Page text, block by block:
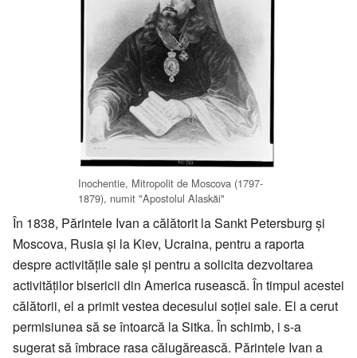
Inochentie, Mitropolit de Moscova (1797-
1879), numit "Apostolul Alaskăi"
În 1838, Părintele Ivan a călătorit la Sankt Petersburg și
Moscova, Rusia și la Kiev, Ucraina, pentru a raporta
despre activitățile sale și pentru a solicita dezvoltarea
activităților bisericii din America rusească. În timpul acestei
călătorii, el a primit vestea decesului soției sale. El a cerut
permisiunea să se întoarcă la Sitka. În schimb, i s-a
sugerat să îmbrace rasa călugărească. Părintele Ivan a